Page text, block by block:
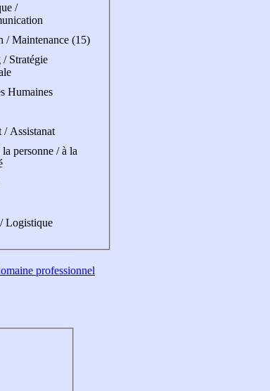
/
/ Maintenance (15)
Stratégie
Humaines
/ Assistanat
la personne / à la
Logistique
professionnel